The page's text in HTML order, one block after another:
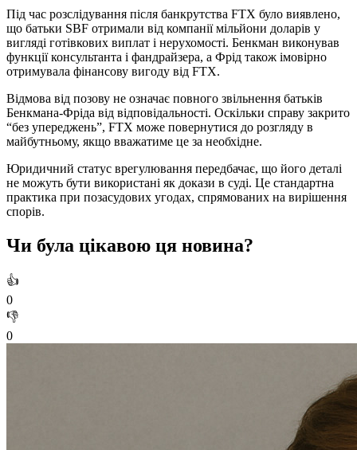
Під час розслідування після банкрутства FTX було виявлено,
що батьки SBF отримали від компанії мільйони доларів у
вигляді готівкових виплат і нерухомості. Бенкман виконував
функції консультанта і фандрайзера, а Фрід також імовірно
отримувала фінансову вигоду від FTX.
Відмова від позову не означає повного звільнення батьків
Бенкмана-Фріда від відповідальності. Оскільки справу закрито
“без упереджень”, FTX може повернутися до розгляду в
майбутньому, якщо вважатиме це за необхідне.
Юридичний статус врегулювання передбачає, що його деталі
не можуть бути використані як докази в суді. Це стандартна
практика при позасудових угодах, спрямованих на вирішення
спорів.
Чи була цікавою ця новина?
👍
0
👎
0